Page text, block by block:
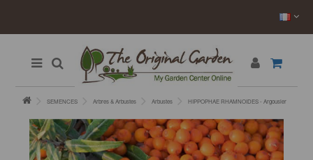
SEMENCES Arbres & Arbustes Arbustes HIPPOPHAE RHAMNOIDES - Argousier